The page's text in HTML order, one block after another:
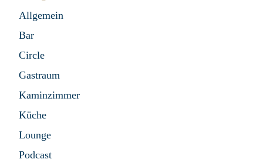
Allgemein
Bar
Circle
Gastraum
Kaminzimmer
Küche
Lounge
Podcast